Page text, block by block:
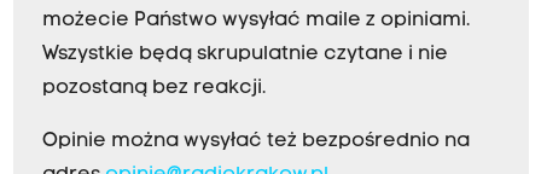
możecie Państwo wysyłać maile z opiniami.
Wszystkie będą skrupulatnie czytane i nie
pozostaną bez reakcji.
Opinie można wysyłać też bezpośrednio na